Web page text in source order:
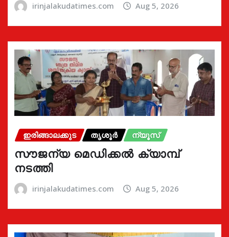
irinjalakudatimes.com Aug 5, 2026
ഇരിങ്ങാലക്കുട തൃശൂർ ന്യൂസ്
സൗജന്യ മെഡിക്കൽ ക്യാമ്പ്
നടത്തി
irinjalakudatimes.com Aug 5, 2026